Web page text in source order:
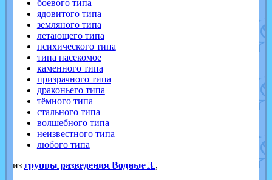
боевого типа
ядовитого типа
земляного типа
летающего типа
психического типа
типа насекомое
каменного типа
призрачного типа
драконьего типа
тёмного типа
стального типа
волшебного типа
неизвестного типа
любого типа
из группы разведения Водные 3 ,